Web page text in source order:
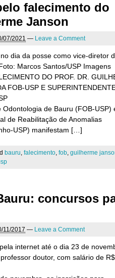
falecimento do
Janson
07/2021 — Leave a Comment
dia da posse como vice-diretor
Marcos Santos/USP Imagens
DO PROF. DR.
FOB-USP E
de Bauru (FOB-USP)
de Reabilitação de Anomalias
USP) manifestam […]
bauru, falecimento, fob, guilherme
concursos
11/2017 — Leave a Comment
internet até o dia 23 de
doutor, com salário de R$